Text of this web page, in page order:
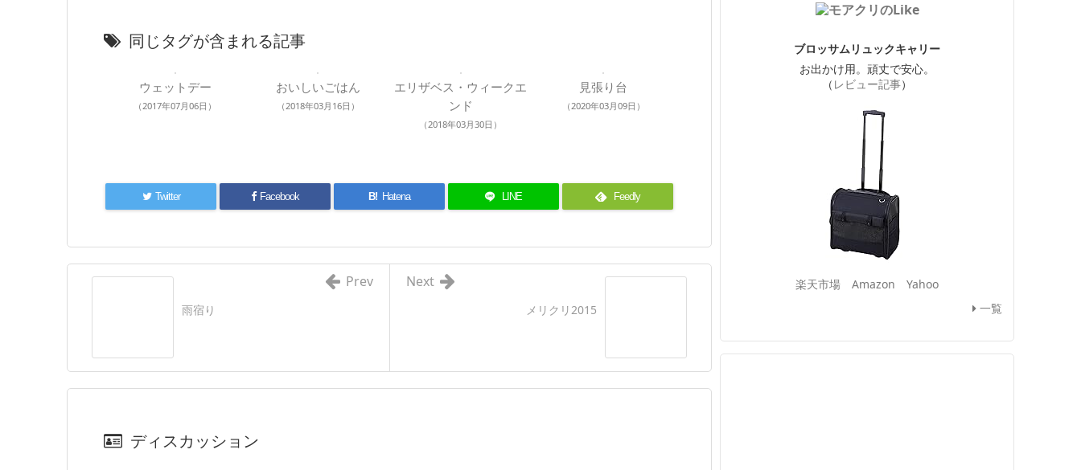
同じタグが含まれる記事
ウェットデー
（2017年07月06日）
おいしいごはん
（2018年03月16日）
エリザベス・ウィークエ
ンド
（2018年03月30日）
見張り台
（2020年03月09日）
Twitter Facebook B! Hatena LINE Feedly
メリクリ2015
Next
雨宿り
Prev
ディスカッション
ブロッサムリュックキャリー
お出かけ用。頑丈で安心。
（ レビュー記事）
楽天市場 Amazon
Yahoo
一覧